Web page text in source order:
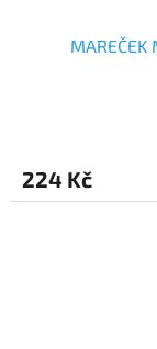
224 Kč